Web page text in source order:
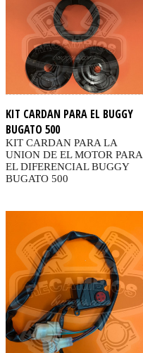
KIT CARDAN PARA EL BUGGY
BUGATO 500
KIT CARDAN PARA LA
UNION DE EL MOTOR PARA
EL DIFERENCIAL BUGGY
BUGATO 500